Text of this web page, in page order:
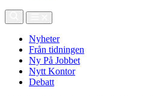
Nyheter
Från tidningen
Ny På Jobbet
Nytt Kontor
Debatt